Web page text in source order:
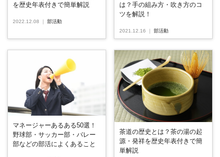
を歴史年表付きで簡単解説
2022.12.08 部活動
は？手の組み方・吹き方のコ
ツを解説！
2021.12.16 部活動
マネージャーあるある50選！
野球部・サッカー部・バレー
部などの部活によくあること
茶道の歴史とは？茶の湯の起
源・発祥を歴史年表付きで簡
単解説